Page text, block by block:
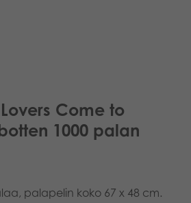
Come to
1000 palan
palapelin koko 67 x 48 cm.